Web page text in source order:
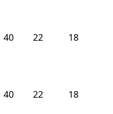
40 22 18
40 22 18